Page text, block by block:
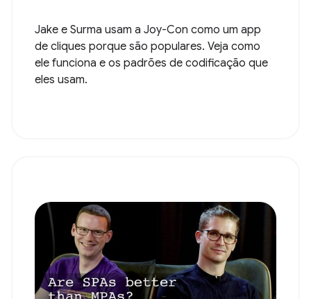
Jake e Surma usam a Joy-Con como um app
de cliques porque são populares. Veja como
ele funciona e os padrões de codificação que
eles usam.